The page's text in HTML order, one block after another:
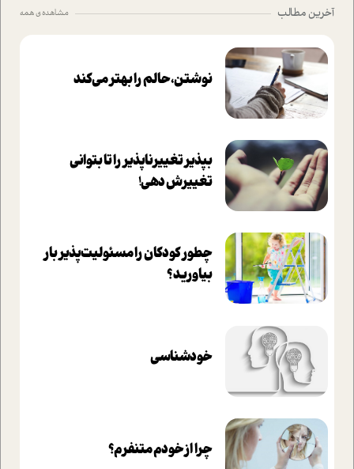
آخرین مطالب مشاهده ی همه
نوشتن، حالم را بهتر می‌کند
بپذير تغييرناپذير را تا بتواني
تغييرش دهي!‏
چطور کودکان را مسئولیت‌پذیر بار
بیاورید؟
خودشناسی
چرا از خودم متنفرم؟